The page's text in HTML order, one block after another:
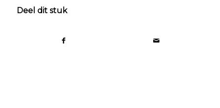
Deel dit stuk